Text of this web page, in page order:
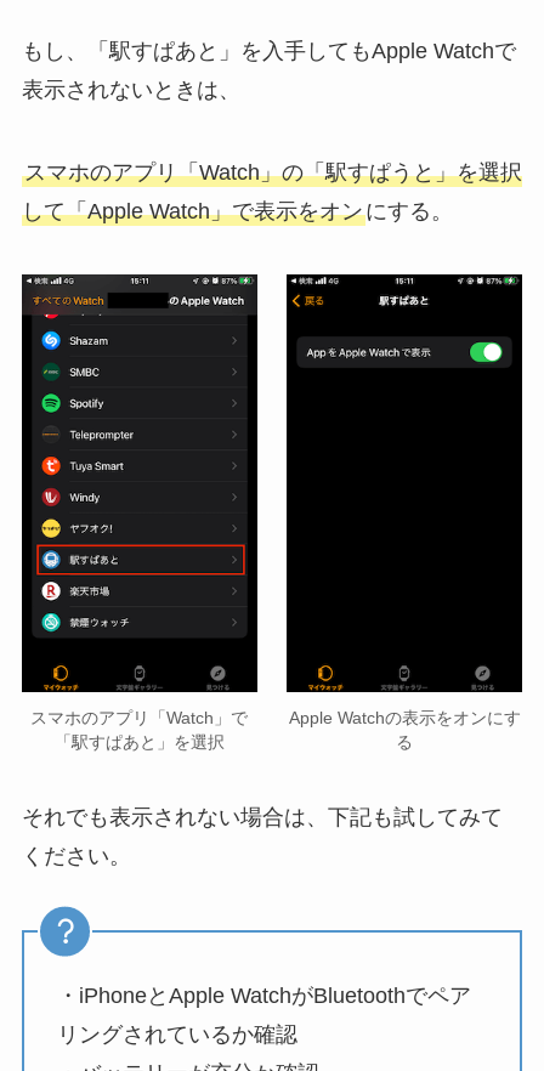
もし、「駅すぱあと」を入手してもApple Watchで
表示されないときは、
スマホのアプリ「Watch」の「駅すぱうと」を選択
して「Apple Watch」で表示をオンにする。
スマホのアプリ「Watch」で
「駅すぱあと」を選択
Apple Watchの表示をオンにす
る
それでも表示されない場合は、下記も試してみて
ください。
・iPhoneとApple WatchがBluetoothでペア
リングされているか確認